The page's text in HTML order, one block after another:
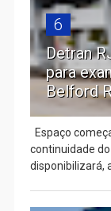
6
Detran
para
Belford
Espaço
continuidade
disponibilizará,